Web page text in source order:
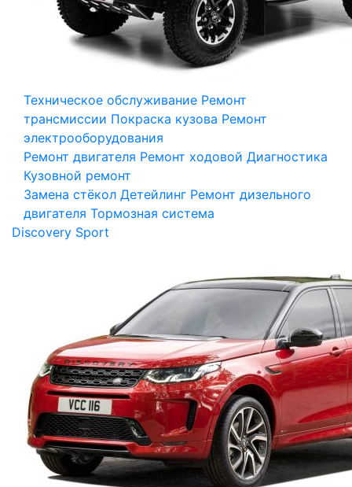
Техническое обслуживание Ремонт
трансмиссии Покраска кузова Ремонт
электрооборудования
Ремонт двигателя Ремонт ходовой Диагностика
Кузовной ремонт
Замена стёкол Детейлинг Ремонт дизельного
двигателя Тормозная система
Discovery Sport